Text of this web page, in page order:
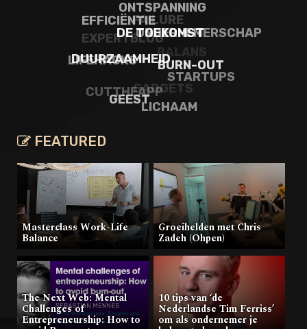
BURN-OUT
DE TOEKOMST
DUURZAAMHEID
GEEST
LICHAAM
STARTUPS
ONDERNEMERSCHAP
ONTSPANNING
EFFICIËNTIE
LIFEHACKS
CUTTHEAPP
GADGETS
BALANS
FAILURE
EXPERTBLOG
FEATURED
Masterclass Work-Life
Balance
The Next Web: Mental
Challenges of
Entrepreneurship: How to
Groeihelden met Chris
Zadeh (Ohpen)
10 tips van ‘de
Nederlandse Tim Ferriss’
om als ondernemer je